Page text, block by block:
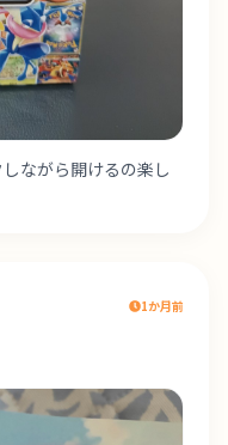
ながら開けるの楽し
1か月前